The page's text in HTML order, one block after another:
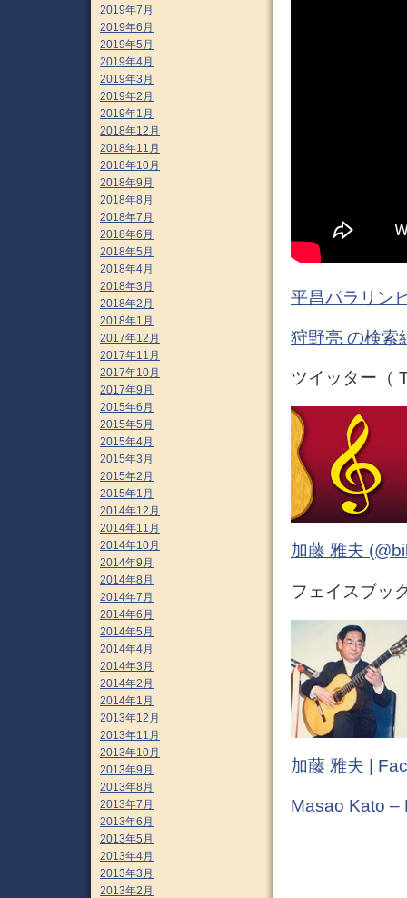
平昌パラリン
狩野亮 の検索
ツイッター（
加藤 雅夫
フェイスブッ
加藤 雅夫 |
Masao Kato –
2019年7月
2019年6月
2019年5月
2019年4月
2019年3月
2019年2月
2019年1月
2018年12月
2018年11月
2018年10月
2018年9月
2018年8月
2018年7月
2018年6月
2018年5月
2018年4月
2018年3月
2018年2月
2018年1月
2017年12月
2017年11月
2017年10月
2017年9月
2015年6月
2015年5月
2015年4月
2015年3月
2015年2月
2015年1月
2014年12月
2014年11月
2014年10月
2014年9月
2014年8月
2014年7月
2014年6月
2014年5月
2014年4月
2014年3月
2014年2月
2014年1月
2013年12月
2013年11月
2013年10月
2013年9月
2013年8月
2013年7月
2013年6月
2013年5月
2013年4月
2013年3月
2013年2月